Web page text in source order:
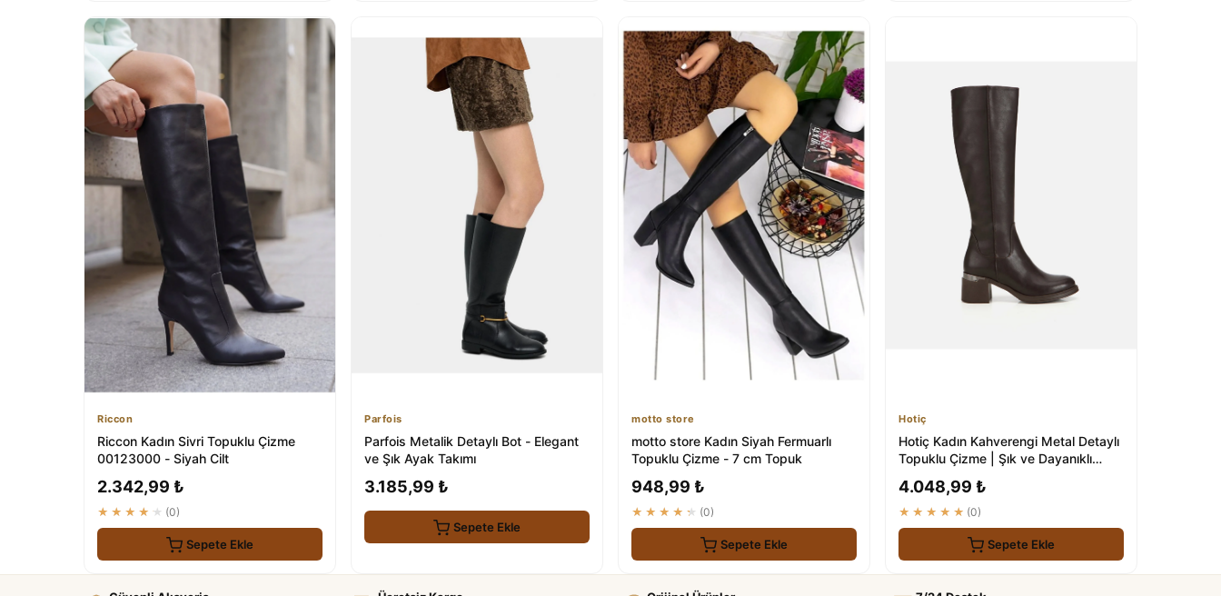
Riccon
Riccon Kadın Sivri Topuklu Çizme
00123000 - Siyah Cilt
2.342,99 ₺
★★★★★ (0)
Sepete Ekle
Parfois
Parfois Metalik Detaylı Bot - Elegant
ve Şık Ayak Takımı
3.185,99 ₺
Sepete Ekle
motto store
motto store Kadın Siyah Fermuarlı
Topuklu Çizme - 7 cm Topuk
948,99 ₺
★★★★★ (0)
Sepete Ekle
Hotiç
Hotiç Kadın Kahverengi Metal Detaylı
Topuklu Çizme | Şık ve Dayanıklı
4.048,99 ₺
★★★★★ (0)
Sepete Ekle